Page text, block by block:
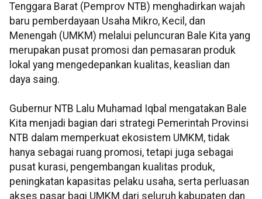
Tenggara Barat (Pemprov NTB) menghadirkan wajah
baru pemberdayaan Usaha Mikro, Kecil, dan
Menengah (UMKM) melalui peluncuran Bale Kita yang
merupakan pusat promosi dan pemasaran produk
lokal yang mengedepankan kualitas, keaslian dan
daya saing.
Gubernur NTB Lalu Muhamad Iqbal mengatakan Bale
Kita menjadi bagian dari strategi Pemerintah Provinsi
NTB dalam memperkuat ekosistem UMKM, tidak
hanya sebagai ruang promosi, tetapi juga sebagai
pusat kurasi, pengembangan kualitas produk,
peningkatan kapasitas pelaku usaha, serta perluasan
akses pasar bagi UMKM dari seluruh kabupaten dan